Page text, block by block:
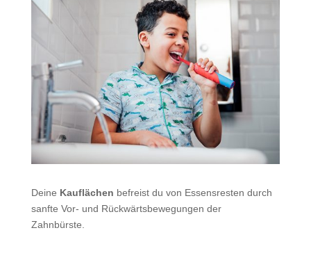
Deine Kauflächen befreist du von Essensresten durch
sanfte Vor- und Rückwärtsbewegungen der
Zahnbürste.